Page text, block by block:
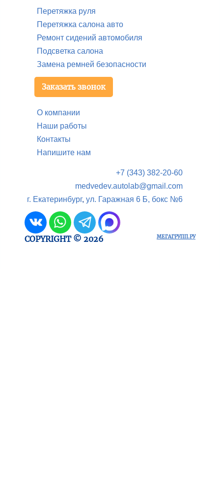
Перетяжка руля
Перетяжка салона авто
Ремонт сидений автомобиля
Подсветка салона
Замена ремней безопасности
Заказать звонок
О компании
Наши работы
Контакты
Напишите нам
+7 (343) 382-20-60
medvedev.autolab@gmail.com
г. Екатеринбург, ул. Гаражная 6 Б, бокс №6
COPYRIGHT © 2026 МЕГАГРУПП.РУ